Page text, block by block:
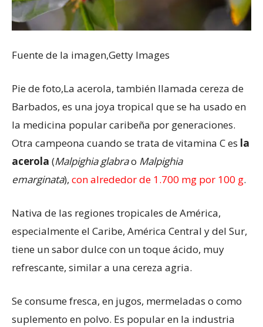
Fuente de la imagen,Getty Images
Pie de foto,La acerola, también llamada cereza de
Barbados, es una joya tropical que se ha usado en
la medicina popular caribeña por generaciones.
Otra campeona cuando se trata de vitamina C es la
acerola (Malpighia glabrao Malpighia
emarginata), con alrededor de 1.700 mg por 100 g.
Nativa de las regiones tropicales de América,
especialmente el Caribe, América Central y del Sur,
tiene un sabor dulce con un toque ácido, muy
refrescante, similar a una cereza agria.
Se consume fresca, en jugos, mermeladas o como
suplemento en polvo. Es popular en la industria